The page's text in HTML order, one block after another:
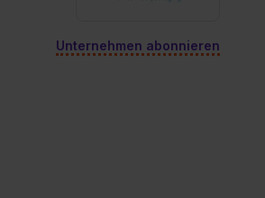
Unternehmen abonnieren